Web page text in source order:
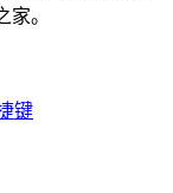
。
键